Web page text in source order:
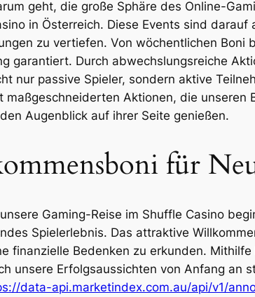
geht, die große Sphäre des Online-
in Österreich. Diese Events sind
zu vertiefen. Von wöchentlichen Boni
garantiert. Durch abwechslungsreiche
nur passive Spieler, sondern aktive
maßgeschneiderten Aktionen, die
Augenblick auf ihrer Seite genießen.
für
Gaming-Reise im Shuffle Casino
Spielerlebnis. Das attraktive
finanzielle Bedenken zu erkunden.
unsere Erfolgsaussichten von Anfang an
data-api.marketindex.com.au/api/v1/